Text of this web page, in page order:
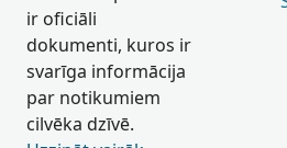
ir oficiāli
dokumenti, kuros ir
svarīga informācija
par notikumiem
cilvēka dzīvē.